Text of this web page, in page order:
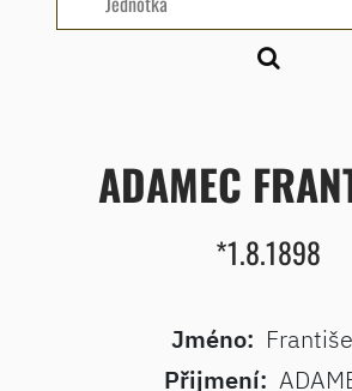
ADAMEC
*1.8.1898
Jméno:
Přijmení: